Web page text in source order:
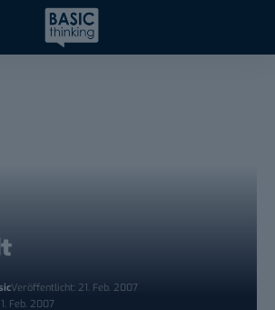
Veröffentlicht: 21. Feb. 2007
Feb. 2007